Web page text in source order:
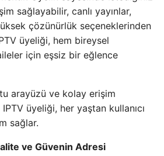
sağlayabilir, canlı yayınlar,
çözünürlük seçeneklerinden
üyeliği, hem bireysel
için eşsiz bir eğlence
arayüzü ve kolay erişim
üyeliği, her yaştan kullanıcı
sağlar.
ve Güvenin Adresi